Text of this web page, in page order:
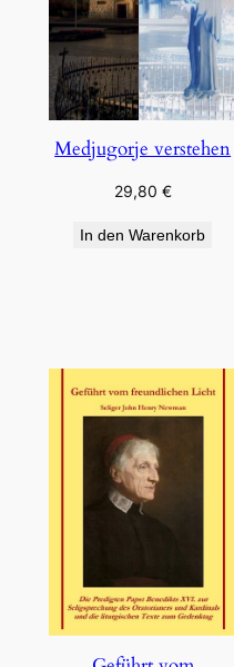
Medjugorje verstehen
29,80 €
In den Warenkorb